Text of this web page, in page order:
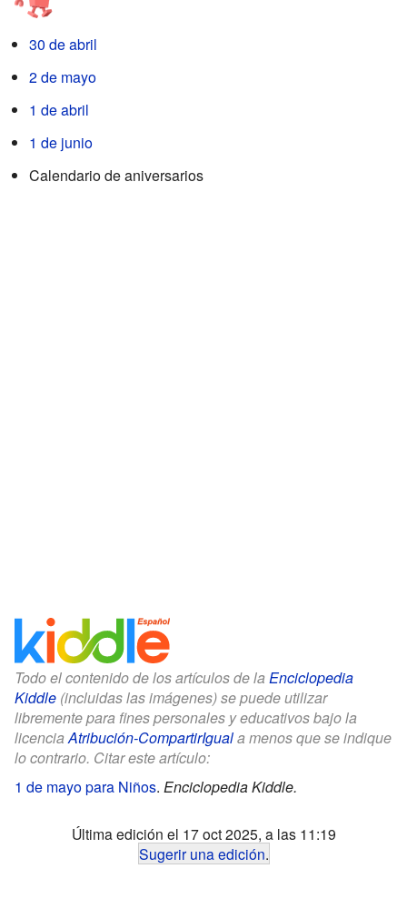
30 de abril
2 de mayo
1 de abril
1 de junio
Calendario de aniversarios
Todo el contenido de los artículos de la Enciclopedia
Kiddle (incluidas las imágenes) se puede utilizar
libremente para fines personales y educativos bajo la
licenciaAtribución-CompartirIguala menos que se indique
lo contrario. Citar este artículo:
1 de mayo para Niños. Enciclopedia Kiddle.
Última edición el 17 oct 2025, a las 11:19
Sugerir una edición.